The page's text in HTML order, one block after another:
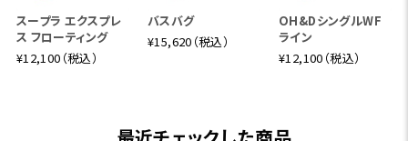
スープラ エクスプレ
ス フローティング
¥12,100（税込）
バスバグ
¥15,620（税込）
OH&DシングルWF
ライン
¥12,100（税込）